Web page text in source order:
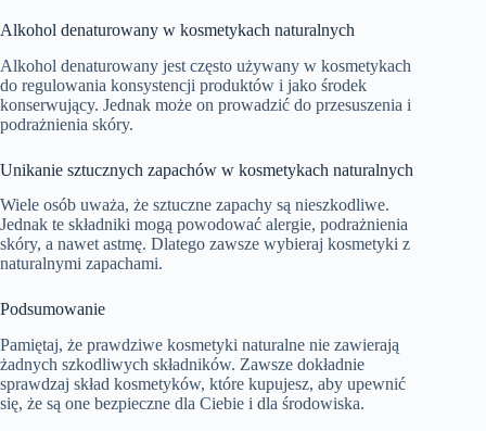
Alkohol denaturowany w kosmetykach naturalnych
Alkohol denaturowany jest często używany w kosmetykach
do regulowania konsystencji produktów i jako środek
konserwujący. Jednak może on prowadzić do przesuszenia i
podrażnienia skóry.
Unikanie sztucznych zapachów w kosmetykach naturalnych
Wiele osób uważa, że sztuczne zapachy są nieszkodliwe.
Jednak te składniki mogą powodować alergie, podrażnienia
skóry, a nawet astmę. Dlatego zawsze wybieraj kosmetyki z
naturalnymi zapachami.
Podsumowanie
Pamiętaj, że prawdziwe kosmetyki naturalne nie zawierają
żadnych szkodliwych składników. Zawsze dokładnie
sprawdzaj skład kosmetyków, które kupujesz, aby upewnić
się, że są one bezpieczne dla Ciebie i dla środowiska.